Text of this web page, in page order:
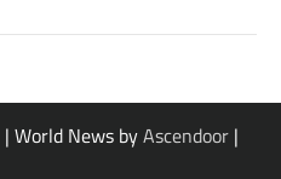
| World News byAscendoor |